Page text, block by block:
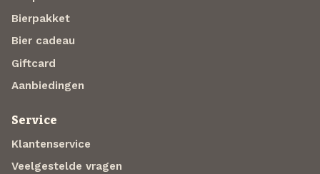
Bierpakket
Bier cadeau
Giftcard
Aanbiedingen
Service
Klantenservice
Veelgestelde vragen